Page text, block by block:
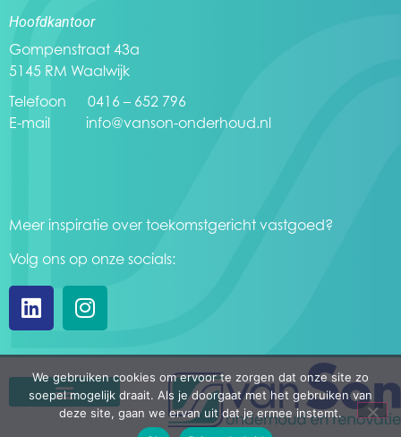
Hoofdkantoor
Gompenstraat 43a
5145 RM Waalwijk
Telefoon 0416 – 652 796
E-mail info@vanson-onderhoud.nl
Meer inspiratie over toekomstgericht vastgoed?
Volg ons op onze socials:
We gebruiken cookies om ervoor te zorgen dat onze site zo
soepel mogelijk draait. Als je doorgaat met het gebruiken van
deze site, gaan we ervan uit dat je ermee instemt.